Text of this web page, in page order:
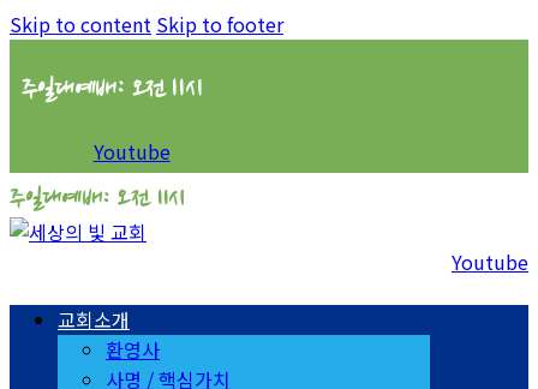
Skip to content Skip to footer
주일대예배: 오전 11시
Youtube
주일대예배: 오전 11시
Youtube
교회소개
환영사
사명 / 핵심가치